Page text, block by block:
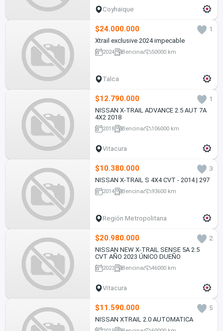
Coyhaique
$24.000.000
1
Xtrail exclusive 2024 impecable
2024 Bencina 50000 km
Talca
$12.790.000
1
NISSAN X-TRAIL ADVANCE 2.5 AUT 7A
4X2 2018
2018 Bencina 106000 km
Vitacura
$10.380.000
3
NISSAN X-TRAIL S 4X4 CVT - 2014 | 297
2014 Bencina 93600 km
Región Metropolitana
$20.980.000
2
NISSAN NEW X-TRAIL SENSE 5A 2.5
CVT AÑO 2023 ÚNICO DUEÑO
2023 Bencina 46000 km
Vitacura
$11.590.000
5
NISSAN XTRAIL 2.0 AUTOMATICA